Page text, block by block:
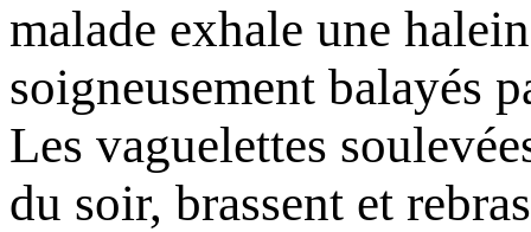
malade exhale une
soigneusement balayés
Les vaguelettes
du soir, brassent et